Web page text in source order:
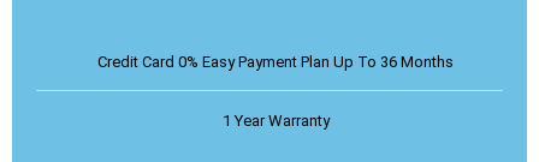
Credit Card 0% Easy Payment Plan Up To 36 Months
1 Year Warranty